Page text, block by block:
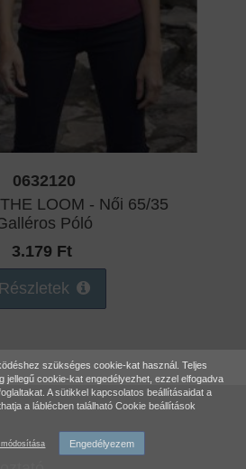
szükséges cookie-kat használ. Teljes
jellegű cookie-kat engedélyezhet, ezzel elfogadva
A sütikkel kapcsolatos beállításaidat a
a láblécben található Cookie beállítások
Engedélyezem
0632120
LOOM - Női 65/35
Póló
3.179 Ft
Részletek